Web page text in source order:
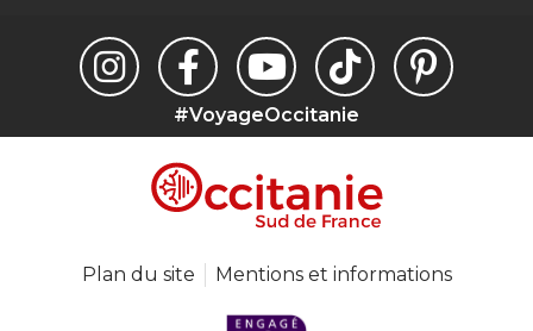
#VoyageOccitanie
Plan du site Mentions et informations